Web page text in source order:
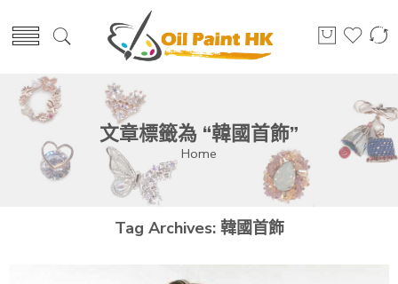
文章標籤為 “韓國首飾”
Home
Tag Archives: 韓國首飾